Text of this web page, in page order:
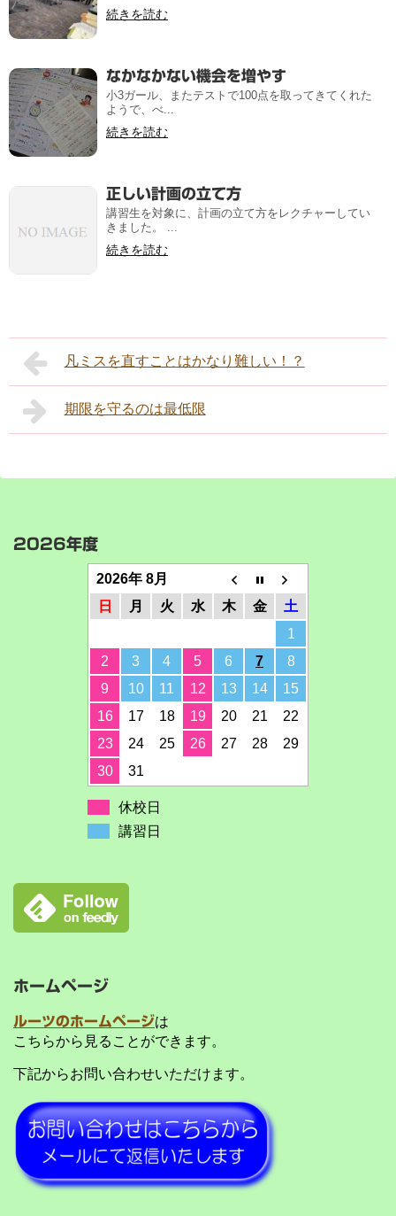
続きを読む
なかなかない機会を増やす
小3ガール、またテストで100点を取ってきてくれた
ようで、べ...
続きを読む
正しい計画の立て方
講習生を対象に、計画の立て方をレクチャーしてい
きました。 ...
続きを読む
凡ミスを直すことはかなり難しい！？
期限を守るのは最低限
2026年度
2026年 8月
日
月 火 水 木 金
土
1
2
3 4 5 6 7
8
9
10 11 12 13 14
15
16
17 18 19 20 21
22
23
24 25 26 27 28
29
30
31
休校日
講習日
ホームページ
ルーツのホームページは
こちらから見ることができます。
下記からお問い合わせいただけます。